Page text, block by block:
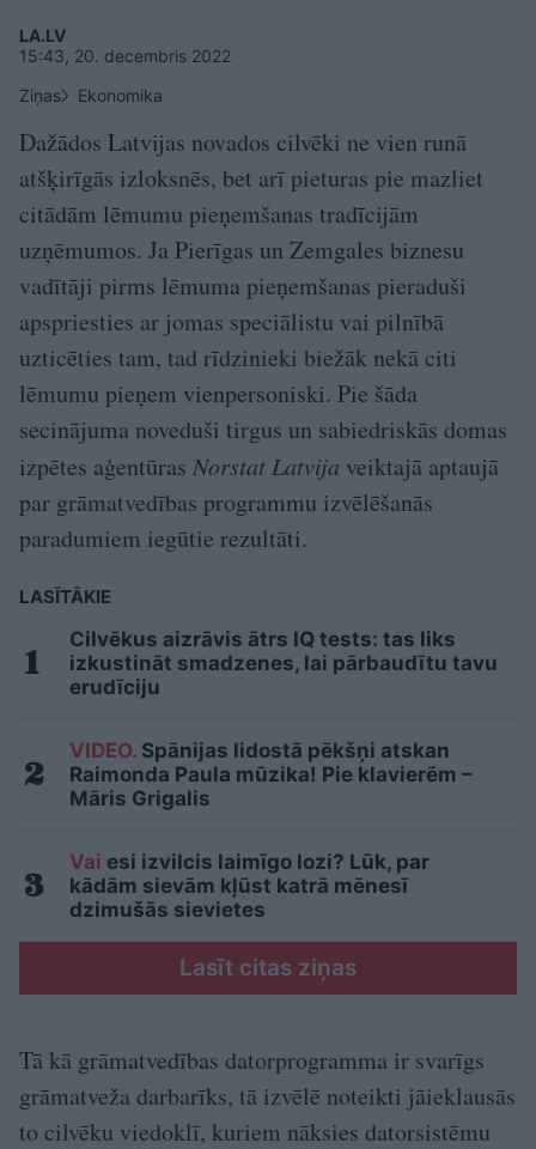
LA.LV
15:43, 20. decembris 2022
Ziņas
Ekonomika
Dažādos Latvijas novados cilvēki ne vien runā
atšķirīgās izloksnēs, bet arī pieturas pie mazliet
citādām lēmumu pieņemšanas tradīcijām
uzņēmumos. Ja Pierīgas un Zemgales biznesu
vadītāji pirms lēmuma pieņemšanas pieraduši
apspriesties ar jomas speciālistu vai pilnībā
uzticēties tam, tad rīdzinieki biežāk nekā citi
lēmumu pieņem vienpersoniski. Pie šāda
secinājuma noveduši tirgus un sabiedriskās domas
izpētes aģentūras Norstat Latvija veiktajā aptaujā
par grāmatvedības programmu izvēlēšanās
paradumiem iegūtie rezultāti.
LASĪTĀKIE
Cilvēkus aizrāvis ātrs IQ tests: tas liks
izkustināt smadzenes, lai pārbaudītu tavu
erudīciju
VIDEO. Spānijas lidostā pēkšņi atskan
Raimonda Paula mūzika! Pie klavierēm –
Māris Grigalis
Vai esi izvilcis laimīgo lozi? Lūk, par
kādām sievām kļūst katrā mēnesī
dzimušās sievietes
Lasīt citas ziņas
Tā kā grāmatvedības datorprogramma ir svarīgs
grāmatveža darbarīks, tā izvēlē noteikti jāieklausās
to cilvēku viedoklī, kuriem nāksies datorsistēmu